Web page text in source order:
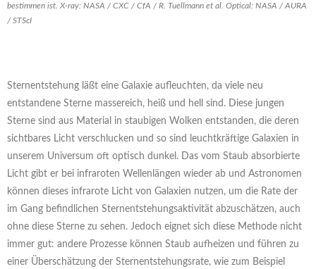
bestimmen ist. X-ray: NASA / CXC / CfA / R. Tuellmann et al. Optical: NASA / AURA
/ STScI
Sternentstehung läßt eine Galaxie aufleuchten, da viele neu
entstandene Sterne massereich, heiß und hell sind. Diese jungen
Sterne sind aus Material in staubigen Wolken entstanden, die deren
sichtbares Licht verschlucken und so sind leuchtkräftige Galaxien in
unserem Universum oft optisch dunkel. Das vom Staub absorbierte
Licht gibt er bei infraroten Wellenlängen wieder ab und Astronomen
können dieses infrarote Licht von Galaxien nutzen, um die Rate der
im Gang befindlichen Sternentstehungsaktivität abzuschätzen, auch
ohne diese Sterne zu sehen. Jedoch eignet sich diese Methode nicht
immer gut: andere Prozesse können Staub aufheizen und führen zu
einer Überschätzung der Sternentstehungsrate, wie zum Beispiel